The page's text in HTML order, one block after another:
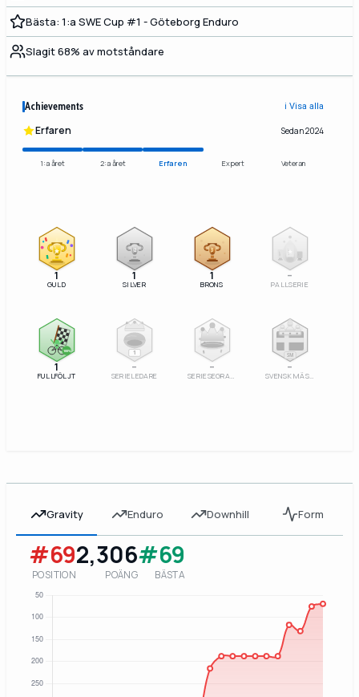
Gravity Enduro Downhill Form
#69
POSITION
2,306
POÄNG
#69
BÄSTA
Bästa: 1:a SWE Cup #1 - Göteborg Enduro
Slagit 68% av motståndare
Achievements ℹ️ Visa alla
Erfaren Sedan 2024
1:a året 2:a året Erfaren Expert Veteran
1
GULD
2
1
SILVER
3
1
BRONS
–
PALLSERIE
100%
1
FULLFÖLJT
1
–
SERIELEDARE
–
SERIESEGRARE
SM
–
SVENSK MÄSTARE